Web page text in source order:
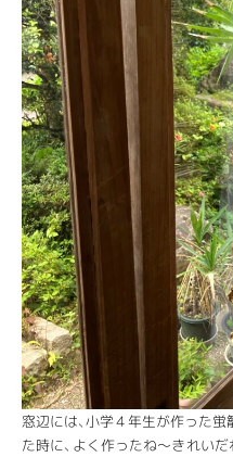
窓辺には、小学４年生が作った
た時に、よく作ったね～きれい